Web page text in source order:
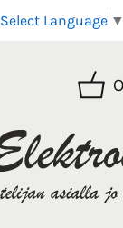
Select Language ▼